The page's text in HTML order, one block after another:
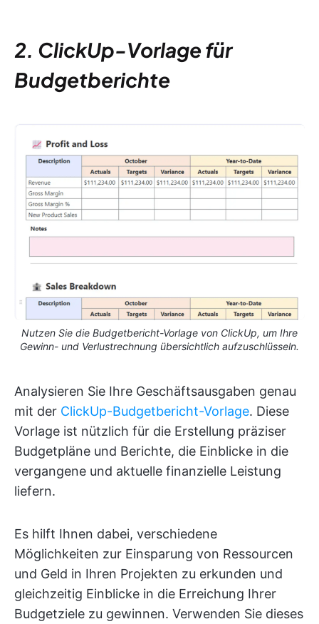
2. ClickUp-Vorlage für
Budgetberichte
Nutzen Sie die Budgetbericht-Vorlage von ClickUp, um Ihre
Gewinn- und Verlustrechnung übersichtlich aufzuschlüsseln.
Analysieren Sie Ihre Geschäftsausgaben genau
mit der ClickUp-Budgetbericht-Vorlage. Diese
Vorlage ist nützlich für die Erstellung präziser
Budgetpläne und Berichte, die Einblicke in die
vergangene und aktuelle finanzielle Leistung
liefern.
Es hilft Ihnen dabei, verschiedene
Möglichkeiten zur Einsparung von Ressourcen
und Geld in Ihren Projekten zu erkunden und
gleichzeitig Einblicke in die Erreichung Ihrer
Budgetziele zu gewinnen. Verwenden Sie dieses